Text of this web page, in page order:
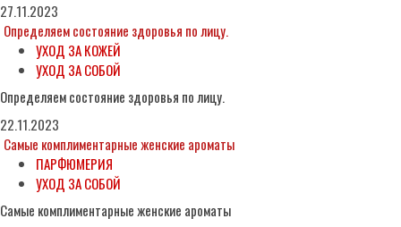
27.11.2023
Определяем состояние здоровья по лицу.
УХОД ЗА КОЖЕЙ
УХОД ЗА СОБОЙ
Определяем состояние здоровья по лицу.
22.11.2023
Самые комплиментарные женские ароматы
ПАРФЮМЕРИЯ
УХОД ЗА СОБОЙ
Самые комплиментарные женские ароматы